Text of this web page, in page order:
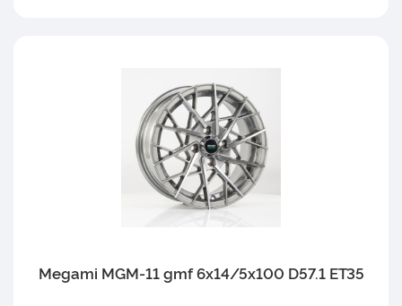
Megami MGM-11 gmf 6x14/5x100 D57.1 ET35